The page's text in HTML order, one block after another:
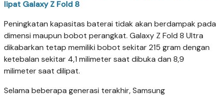
lipat Galaxy Z Fold 8
Peningkatan kapasitas baterai tidak akan berdampak pada
dimensi maupun bobot perangkat. Galaxy Z Fold 8 Ultra
dikabarkan tetap memiliki bobot sekitar 215 gram dengan
ketebalan sekitar 4,1 milimeter saat dibuka dan 8,9
milimeter saat dilipat.
Selama beberapa generasi terakhir, Samsung